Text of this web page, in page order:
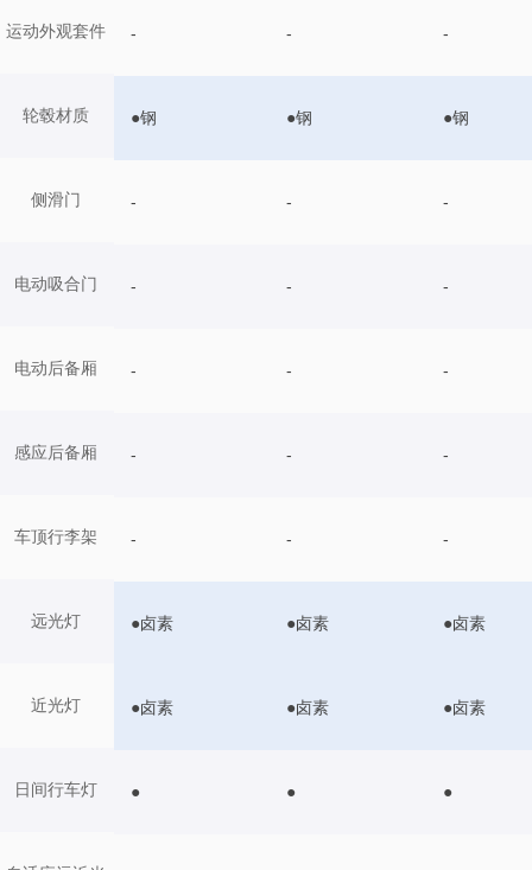
运动外观套件
轮毂材质
侧滑门
电动吸合门
电动后备厢
感应后备厢
车顶行李架
远光灯
近光灯
日间行车灯
- - -
●钢 ●钢 ●钢
- - -
- - -
- - -
- - -
- - -
●卤素 ●卤素 ●卤素
●卤素 ●卤素 ●卤素
● ● ●